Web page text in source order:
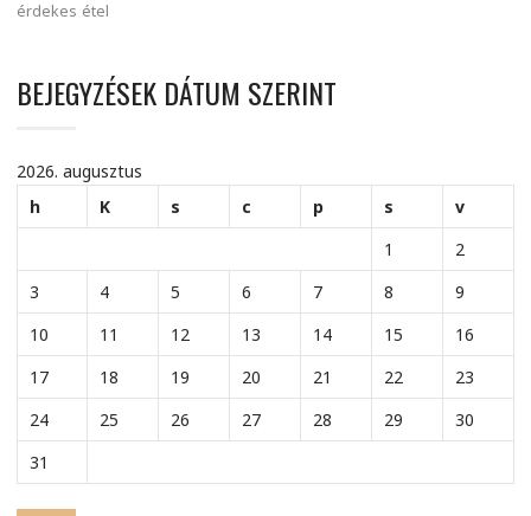
érdekes étel
BEJEGYZÉSEK DÁTUM SZERINT
2026. augusztus
h
K s c p s
v
1
2
3
4 5 6 7 8
9
10
11 12 13 14 15
16
17
18 19 20 21 22
23
24
25 26 27 28 29
30
31